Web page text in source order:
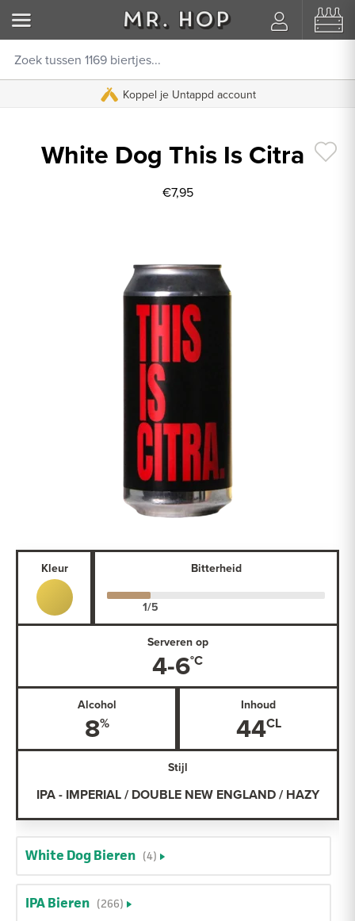
Koppel je Untappd account
White Dog This Is Citra
€7,95
Kleur Bitterheid
Serveren op
4-6
Alcohol
8
Inhoud
44
Stijl
IPA - IMPERIAL / DOUBLE NEW ENGLAND / HAZY
White Dog Bieren (4)
IPA Bieren (266)